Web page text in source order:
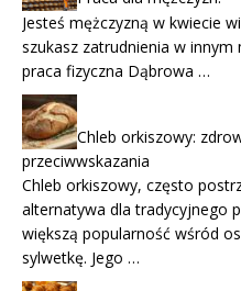
Jesteś mężczyzną w kwiecie
szukasz zatrudnienia w innym
praca fizyczna Dąbrowa …
Chleb orkiszowy:
przeciwwskazania
Chleb orkiszowy, często
alternatywa dla tradycyjnego
większą popularność wśród
sylwetkę. Jego …